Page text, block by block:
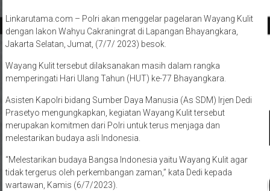
Linkarutama.com – Polri akan menggelar pagelaran Wayang Kulit
dengan lakon Wahyu Cakraningrat di Lapangan Bhayangkara,
Jakarta Selatan, Jumat, (7/7/ 2023) besok.
Wayang Kulit tersebut dilaksanakan masih dalam rangka
memperingati Hari Ulang Tahun (HUT) ke-77 Bhayangkara.
Asisten Kapolri bidang Sumber Daya Manusia (As SDM) Irjen Dedi
Prasetyo mengungkapkan, kegiatan Wayang Kulit tersebut
merupakan komitmen dari Polri untuk terus menjaga dan
melestarikan budaya asli Indonesia.
“Melestarikan budaya Bangsa Indonesia yaitu Wayang Kulit agar
tidak tergerus oleh perkembangan zaman,” kata Dedi kepada
wartawan, Kamis (6/7/2023).